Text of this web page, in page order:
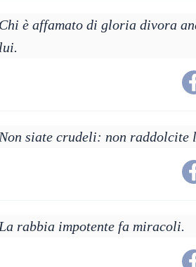
è affamato di gloria divora
siate crudeli: non raddolcite
rabbia impotente fa miracoli.